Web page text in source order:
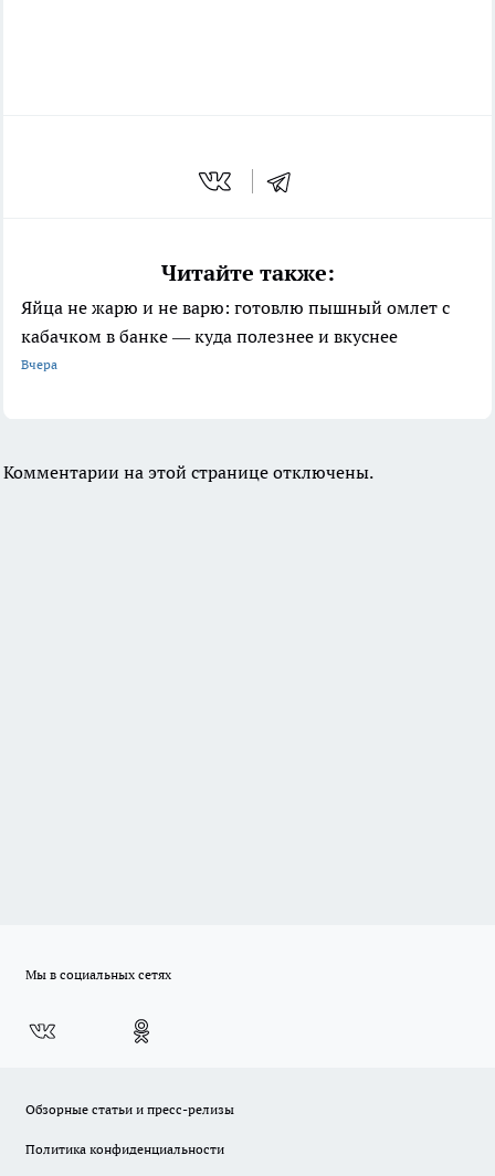
Читайте также:
Яйца не жарю и не варю: готовлю пышный омлет с
кабачком в банке — куда полезнее и вкуснее
Вчера
Комментарии на этой странице отключены.
Мы в социальных сетях
Обзорные статьи и пресс-релизы
Политика конфиденциальности